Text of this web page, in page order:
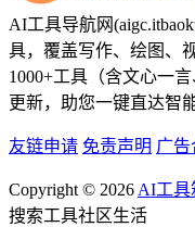
AI工具导航网
具，覆盖写作、绘图、
1000+工具（含文心一
更新，助您一键直达智
友链申请 免责声明 广告
Copyright © 2026 AI工具
搜索工具社区生活